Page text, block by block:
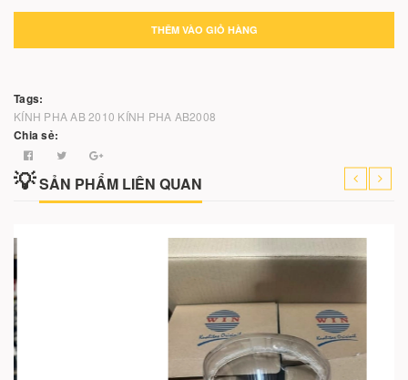
THÊM VÀO GIỎ HÀNG
Tags:
KÍNH PHA AB 2010 KÍNH PHA AB2008
Chia sẻ:
SẢN PHẨM LIÊN QUAN